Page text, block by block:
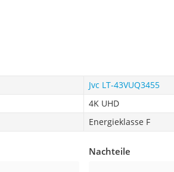
Jvc LT-43VUQ3455
4K UHD
Energieklasse F
Nachteile